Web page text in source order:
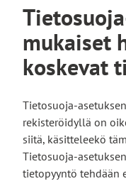
mukaiset
koskevat
Tietosuoja-
rekisteröidyllä on
siitä, käsitteleekö
Tietosuoja-
tietopyyntö tehdään